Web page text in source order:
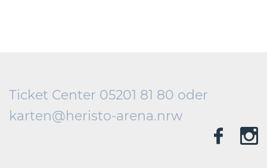
Ticket Center 05201 81 80 oder
karten@heristo-arena.nrw